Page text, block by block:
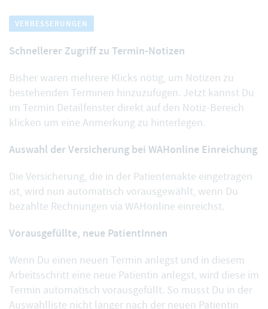
VERBESSERUNGEN
Schnellerer Zugriff zu Termin-Notizen
Bisher waren mehrere Klicks nötig, um Notizen zu
bestehenden Terminen hinzuzufügen. Jetzt kannst Du
im Termin Detailfenster direkt auf den Notiz-Bereich
klicken um eine Anmerkung zu hinterlegen.
Auswahl der Versicherung bei WAHonline Einreichung
Die Versicherung, die in der Patientenakte eingetragen
ist, wird nun automatisch vorausgewählt, wenn Du
bezahlte Rechnungen via WAHonline einreichst.
Vorausgefüllte, neue PatientInnen
Wenn Du einen neuen Termin anlegst und in diesem
Arbeitsschritt eine neue Patientin anlegst, wird diese im
Termin automatisch vorausgefüllt. So musst Du in der
Auswahlliste nicht länger nach der neuen Patientin